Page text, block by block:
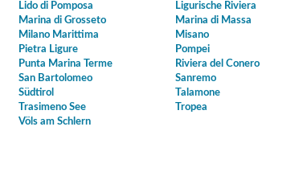
Lido di Pomposa Ligurische Riviera
Marina di Grosseto Marina di Massa
Milano Marittima Misano
Pietra Ligure Pompei
Punta Marina Terme Riviera del Conero
San Bartolomeo Sanremo
Südtirol Talamone
Trasimeno See Tropea
Völs am Schlern